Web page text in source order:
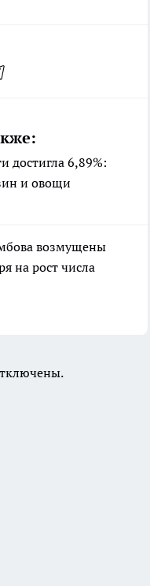
достигла 6,89%:
и овощи
возмущены
на рост числа